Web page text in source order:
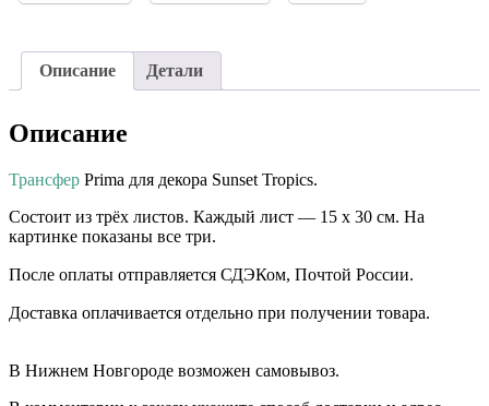
Описание Детали
Описание
Трансфер Prima для декора Sunset Tropics.
Состоит из трёх листов. Каждый лист — 15 х 30 см. На
картинке показаны все три.
После оплаты отправляется СДЭКом, Почтой России. ⠀⠀
Доставка оплачивается отдельно при получении товара. ⠀⠀
В Нижнем Новгороде возможен самовывоз.